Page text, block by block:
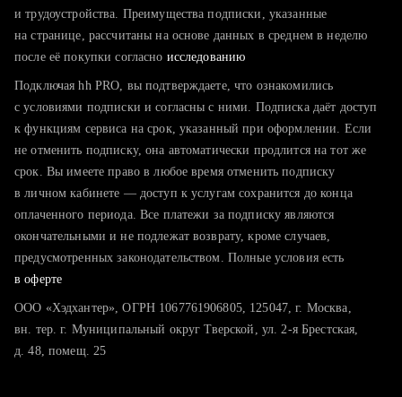
тратите много времени на поиск и вручную поднимаете
хотите сравнить себя с конкурентами и оценить шансы
и трудоустройства. Преимущества подписки, указанные
на странице, рассчитаны на основе данных в среднем в неделю
после её покупки согласно исследованию
Подключая hh PRO, вы подтверждаете, что ознакомились
с условиями подписки и согласны с ними. Подписка даёт доступ
к функциям сервиса на срок, указанный при оформлении. Если
не отменить подписку, она автоматически продлится на тот же
срок. Вы имеете право в любое время отменить подписку
в личном кабинете — доступ к услугам сохранится до конца
оплаченного периода. Все платежи за подписку являются
окончательными и не подлежат возврату, кроме случаев,
предусмотренных законодательством. Полные условия есть
в оферте
ООО «Хэдхантер», ОГРН 1067761906805, 125047, г. Москва,
вн. тер. г. Муниципальный округ Тверской, ул. 2-я Брестская,
д. 48, помещ. 25